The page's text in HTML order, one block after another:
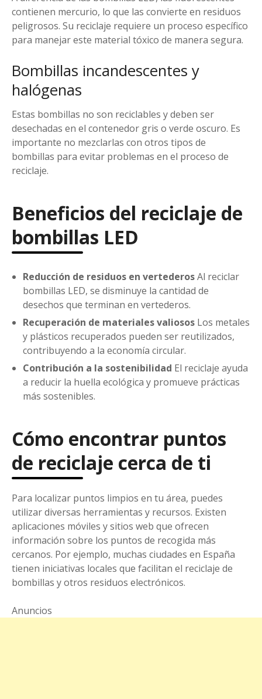
contienen mercurio, lo que las convierte en residuos
peligrosos. Su reciclaje requiere un proceso específico
para manejar este material tóxico de manera segura.
Bombillas incandescentes y
halógenas
Estas bombillas no son reciclables y deben ser
desechadas en el contenedor gris o verde oscuro. Es
importante no mezclarlas con otros tipos de
bombillas para evitar problemas en el proceso de
reciclaje.
Beneficios del reciclaje de
bombillas LED
Reducción de residuos en vertederosAl reciclar
bombillas LED, se disminuye la cantidad de
desechos que terminan en vertederos.
Recuperación de materiales valiosos Los metales
y plásticos recuperados pueden ser reutilizados,
contribuyendo a la economía circular.
Contribución a la sostenibilidad El reciclaje ayuda
a reducir la huella ecológica y promueve prácticas
más sostenibles.
Cómo encontrar puntos
de reciclaje cerca de ti
Para localizar puntos limpios en tu área, puedes
utilizar diversas herramientas y recursos. Existen
aplicaciones móviles y sitios web que ofrecen
información sobre los puntos de recogida más
cercanos. Por ejemplo, muchas ciudades en España
tienen iniciativas locales que facilitan el reciclaje de
bombillas y otros residuos electrónicos.
Anuncios